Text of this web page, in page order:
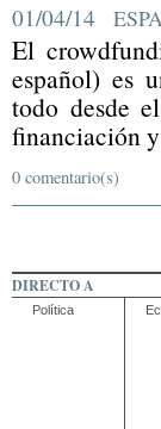
01/04/14
El
español) es
todo desde
financiación
0 comentario(s)
DIRECTO A
Política